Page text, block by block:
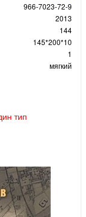
966-7023-72-9
2013
144
145*200*10
1
мягкий
тип